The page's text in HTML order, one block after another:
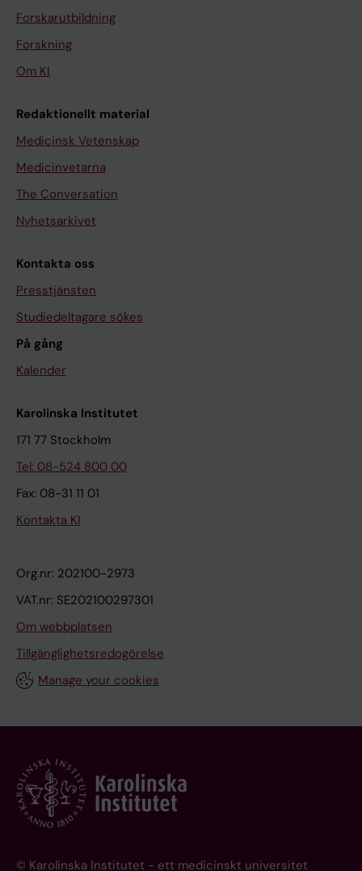
Forskarutbildning
Forskning
Om KI
Redaktionellt material
Medicinsk Vetenskap
Medicinvetarna
The Conversation
Nyhetsarkivet
Kontakta oss
Presstjänsten
Studiedeltagare sökes
På gång
Kalender
Karolinska Institutet
171 77 Stockholm
Tel: 08-524 800 00
Fax: 08-31 11 01
Kontakta KI
Org.nr: 202100-2973
VAT.nr: SE202100297301
Om webbplatsen
Tillgänglighetsredogörelse
Manage your cookies
© Karolinska Institutet - ett medicinskt universitet